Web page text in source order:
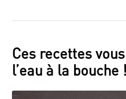
Ces recettes
l’eau à la bouche !